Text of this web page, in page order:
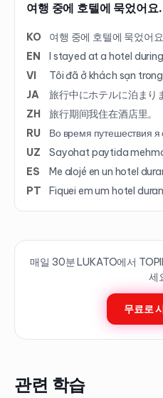
여행 중에 호텔에 묵었어요.
KO
여행 중에 호텔에 묵었어
EN
I stayed at a hotel
VI
Tôi đã ở khách sạn
JA
旅行中にホテルに泊まり
ZH
旅行期间我住在酒店里。
RU
Во время путешествия я
UZ
Sayohat paytida
ES
Me alojé en un hotel
PT
Fiquei em um hotel
매일 30분 LUKATO에서
세
무료로
관련 학습